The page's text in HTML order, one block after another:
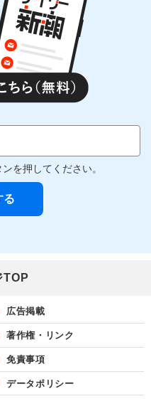
を押してください。
TOP
広告掲載
著作権・リンク
免責事項
データポリシー